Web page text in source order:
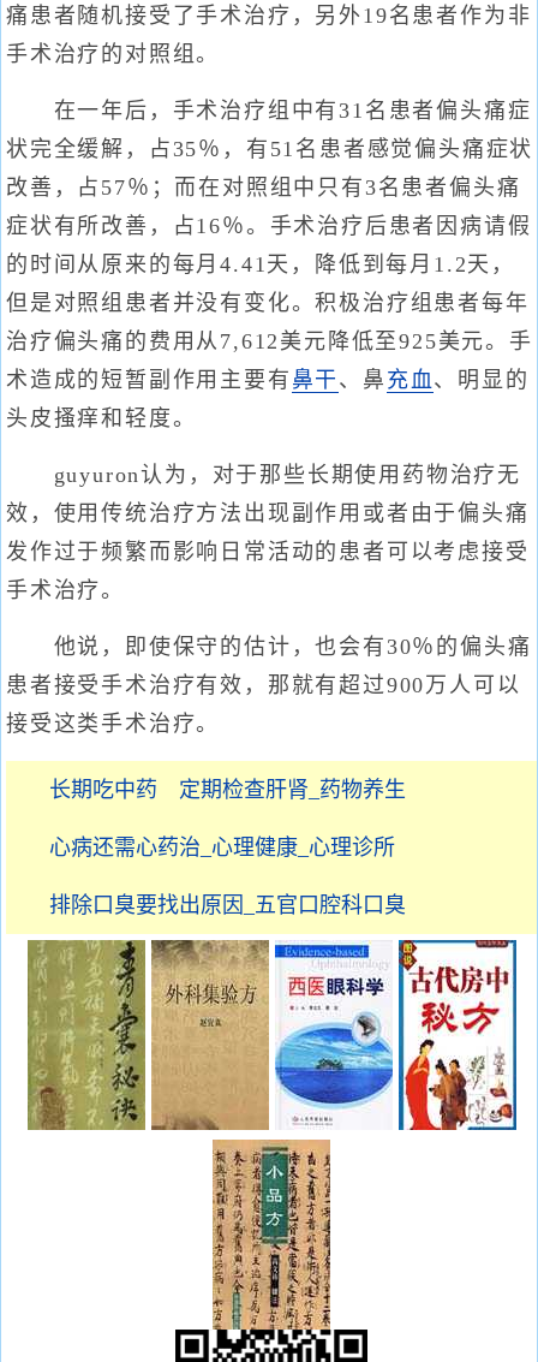
痛患者随机接受了手术治疗，另外19名患者作为非
手术治疗的对照组。
在一年后，手术治疗组中有31名患者偏头痛症
状完全缓解，占35％，有51名患者感觉偏头痛症状
改善，占57％；而在对照组中只有3名患者偏头痛
症状有所改善，占16％。手术治疗后患者因病请假
的时间从原来的每月4.41天，降低到每月1.2天，
但是对照组患者并没有变化。积极治疗组患者每年
治疗偏头痛的费用从7,612美元降低至925美元。手
术造成的短暂副作用主要有 鼻干 、鼻 充血、明显的
头皮搔痒和轻度。
guyuron认为，对于那些长期使用药物治疗无
效，使用传统治疗方法出现副作用或者由于偏头痛
发作过于频繁而影响日常活动的患者可以考虑接受
手术治疗。
他说，即使保守的估计，也会有30％的偏头痛
患者接受手术治疗有效，那就有超过900万人可以
接受这类手术治疗。
长期吃中药 定期检查肝肾_药物养生
心病还需心药治_心理健康_心理诊所
排除口臭要找出原因_五官口腔科口臭